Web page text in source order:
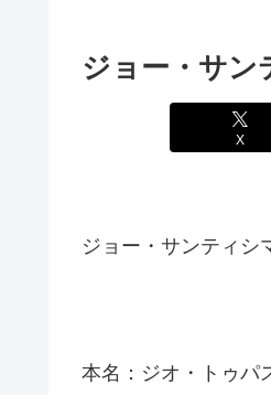
ジョー・サ
X
ジョー・サンティシ
本名：ジオ・トゥパ